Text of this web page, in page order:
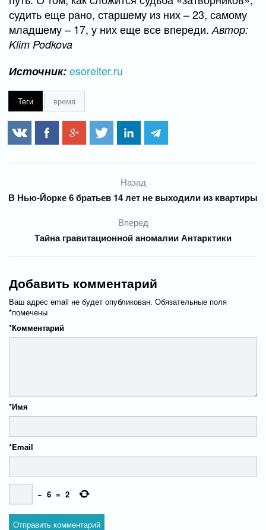
судить еще рано, старшему из них – 23, самому
младшему – 17, у них еще все впереди. Автор:
Klim Podkova
Источник:esoreiter.ru
Теги время
Назад
В Нью-Йорке 6 братьев 14 лет не выходили из квартиры
Вперед
Тайна гравитационной аномалии Антарктики
Добавить комментарий
Ваш адрес email не будет опубликован. Обязательные поля
помечены
*
Комментарий
*
Имя
*
Email
*
− 6 = 2